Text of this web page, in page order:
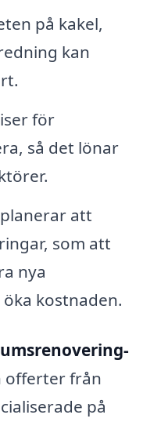
på kakel,
kan
för
så det lönar
att
som att
nya
kostnaden.
offerter från
på